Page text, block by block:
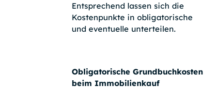
Entsprechend lassen sich die
Kostenpunkte in obligatorische
und eventuelle unterteilen.
Obligatorische Grundbuchkosten
beim Immobilienkauf